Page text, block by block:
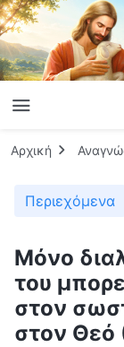
Αρχική
Περιεχόμενα
Μόνο
του
στον
στον Θεό